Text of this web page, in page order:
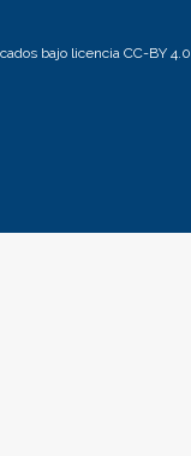
bajo licencia CC-BY 4.0